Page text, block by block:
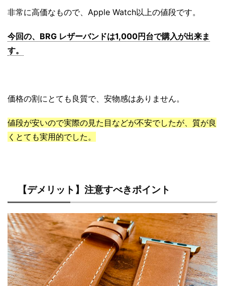
非常に高価なもので、Apple Watch以上の値段です。
今回の、BRG レザーバンドは1,000円台で購入が出来ま
す。
価格の割にとても良質で、安物感はありません。
値段が安いので実際の見た目などが不安でしたが、質が良
くとても実用的でした。
【デメリット】注意すべきポイント